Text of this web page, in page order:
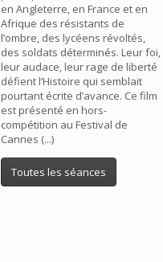
en Angleterre, en France et en
Afrique des résistants de
l’ombre, des lycéens révoltés,
des soldats déterminés. Leur foi,
leur audace, leur rage de liberté
défient l’Histoire qui semblait
pourtant écrite d’avance. Ce film
est présenté en hors-
compétition au Festival de
Cannes (...)
Toutes les séances